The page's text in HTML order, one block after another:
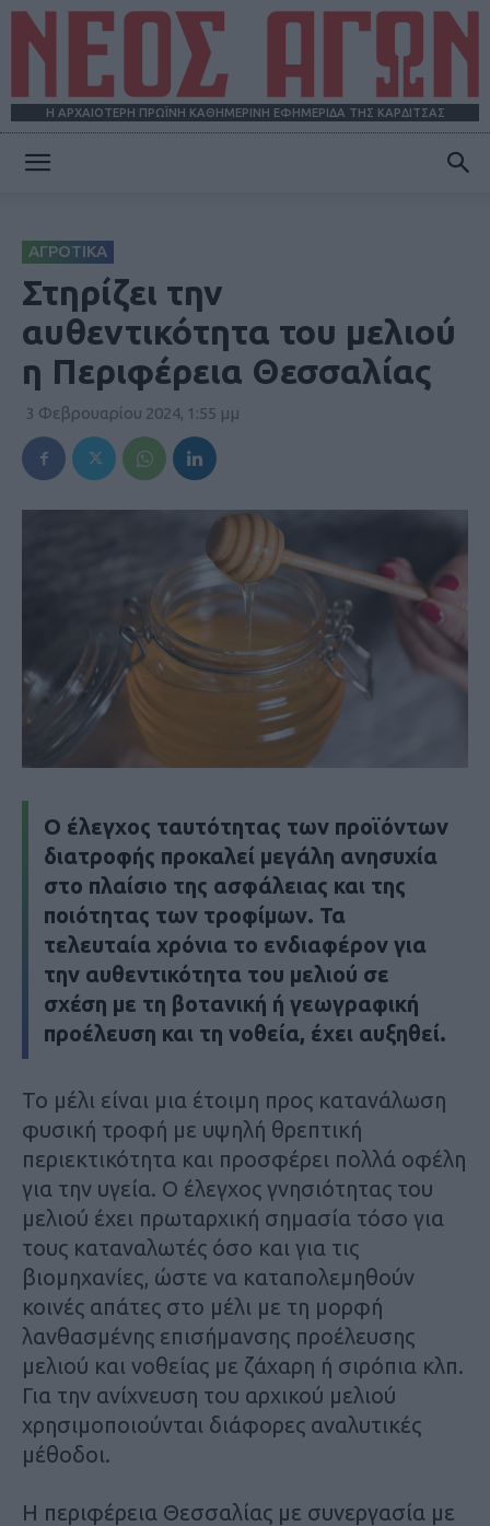
Η ΑΡΧΑΙΟΤΕΡΗ ΠΡΩΪΝΗ ΚΑΘΗΜΕΡΙΝΗ ΕΦΗΜΕΡΙΔΑ ΤΗΣ ΚΑΡΔΙΤΣΑΣ
ΑΓΡΟΤΙΚΑ
Στηρίζει την
αυθεντικότητα του μελιού
η Περιφέρεια Θεσσαλίας
3 Φεβρουαρίου 2024, 1:55 μμ
Ο έλεγχος ταυτότητας των προϊόντων
διατροφής προκαλεί μεγάλη ανησυχία
στο πλαίσιο της ασφάλειας και της
ποιότητας των τροφίμων. Τα
τελευταία χρόνια το ενδιαφέρον για
την αυθεντικότητα του μελιού σε
σχέση με τη βοτανική ή γεωγραφική
προέλευση και τη νοθεία, έχει αυξηθεί.
Το μέλι είναι μια έτοιμη προς κατανάλωση
φυσική τροφή με υψηλή θρεπτική
περιεκτικότητα και προσφέρει πολλά οφέλη
για την υγεία. Ο έλεγχος γνησιότητας του
μελιού έχει πρωταρχική σημασία τόσο για
τους καταναλωτές όσο και για τις
βιομηχανίες, ώστε να καταπολεμηθούν
κοινές απάτες στο μέλι με τη μορφή
λανθασμένης επισήμανσης προέλευσης
μελιού και νοθείας με ζάχαρη ή σιρόπια κλπ.
Για την ανίχνευση του αρχικού μελιού
χρησιμοποιούνται διάφορες αναλυτικές
μέθοδοι.
Η περιφέρεια Θεσσαλίας με συνεργασία με